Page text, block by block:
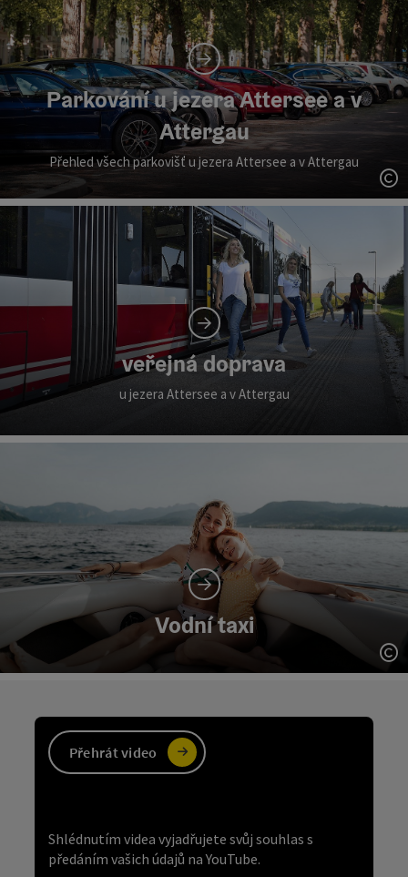
Parkování u jezera Attersee a v
Attergau
Přehled všech parkovišť u jezera Attersee a v Attergau
veřejná doprava
u jezera Attersee a v Attergau
Vodní taxi
Přehrát video
Shlédnutím videa vyjadřujete svůj souhlas s
předáním vašich údajů na YouTube.